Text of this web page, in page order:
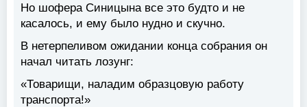
Но шофера Синицына все это будто и не
касалось, и ему было нудно и скучно.
В нетерпеливом ожидании конца собрания он
начал читать лозунг:
«Товарищи, наладим образцовую работу
транспорта!»